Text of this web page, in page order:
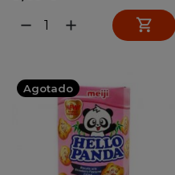
remove add 
Agotado